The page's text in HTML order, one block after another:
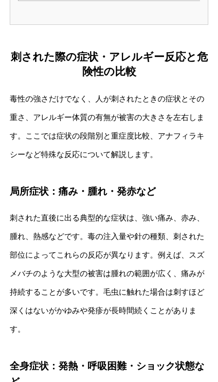
刺された際の症状・アレルギー反応と危
険性の比較
毒性の強さだけでなく、人が刺されたときの症状とその
重さ、アレルギー体質の有無が被害の大きさを左右しま
す。ここでは症状の段階別と重症度比較、アナフィラキ
シーなど特殊な反応について解説します。
局所症状：痛み・腫れ・発赤など
刺された直後に出る典型的な症状は、強い痛み、赤み、
腫れ、熱感などです。毒の注入量や針の種類、刺された
部位によってこれらの反応が異なります。例えば、スズ
メバチのような大型の被害は腫れの範囲が広く、痛みが
持続することが多いです。毛虫に触れた場合は刺すほど
深くはないがかゆみや発疹が長時間続くことがありま
す。
全身症状：発熱・呼吸困難・ショック状態な